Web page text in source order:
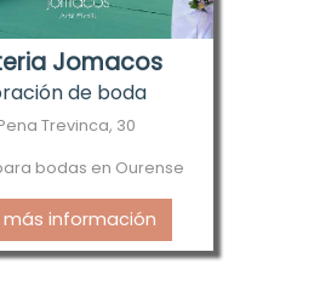
Jomacos
de boda
Trevinca, 30
bodas en Ourense
más información